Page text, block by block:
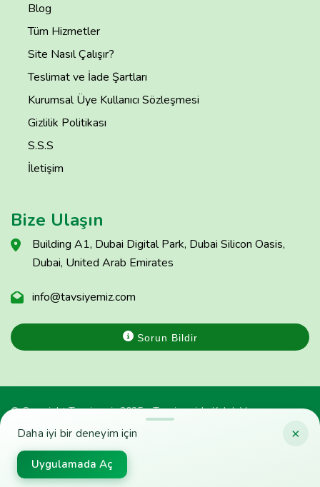
×
Daha iyi bir deneyim için
Uygulamada Aç
Blog
Tüm Hizmetler
Site Nasıl Çalışır?
Teslimat ve İade Şartları
Kurumsal Üye Kullanıcı Sözleşmesi
Gizlilik Politikası
S.S.S
İletişim
Bize Ulaşın
Building A1, Dubai Digital Park, Dubai Silicon Oasis,
Dubai, United Arab Emirates
info@tavsiyemiz.com
Sorun Bildir
© Copyright Tavsiyemiz 2025 - Tavsiyemiz'e Kulak Ver